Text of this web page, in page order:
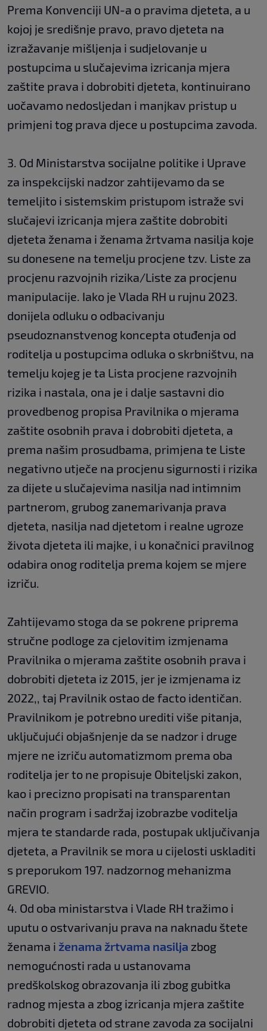
Prema Konvenciji UN-a o pravima djeteta, a u
kojoj je središnje pravo, pravo djeteta na
izražavanje mišljenja i sudjelovanje u
postupcima u slučajevima izricanja mjera
zaštite prava i dobrobiti djeteta, kontinuirano
uočavamo nedosljedan i manjkav pristup u
primjeni tog prava djece u postupcima zavoda.
3. Od Ministarstva socijalne politike i Uprave
za inspekcijski nadzor zahtijevamo da se
temeljito i sistemskim pristupom istraže svi
slučajevi izricanja mjera zaštite dobrobiti
djeteta ženama i ženama žrtvama nasilja koje
su donesene na temelju procjene tzv. Liste za
procjenu razvojnih rizika/Liste za procjenu
manipulacije. Iako je Vlada RH u rujnu 2023.
donijela odluku o odbacivanju
pseudoznanstvenog koncepta otuđenja od
roditelja u postupcima odluka o skrbništvu, na
temelju kojeg je ta Lista procjene razvojnih
rizika i nastala, ona je i dalje sastavni dio
provedbenog propisa Pravilnika o mjerama
zaštite osobnih prava i dobrobiti djeteta, a
prema našim prosudbama, primjena te Liste
negativno utječe na procjenu sigurnosti i rizika
za dijete u slučajevima nasilja nad intimnim
partnerom, grubog zanemarivanja prava
djeteta, nasilja nad djetetom i realne ugroze
života djeteta ili majke, i u konačnici pravilnog
odabira onog roditelja prema kojem se mjere
izriču.
Zahtijevamo stoga da se pokrene priprema
stručne podloge za cjelovitim izmjenama
Pravilnika o mjerama zaštite osobnih prava i
dobrobiti djeteta iz 2015, jer je izmjenama iz
2022,, taj Pravilnik ostao de facto identičan.
Pravilnikom je potrebno urediti više pitanja,
uključujući objašnjenje da se nadzor i druge
mjere ne izriču automatizmom prema oba
roditelja jer to ne propisuje Obiteljski zakon,
kao i precizno propisati na transparentan
način program i sadržaj izobrazbe voditelja
mjera te standarde rada, postupak uključivanja
djeteta, a Pravilnik se mora u cijelosti uskladiti
s preporukom 197. nadzornog mehanizma
GREVIO.
4. Od oba ministarstva i Vlade RH tražimo i
uputu o ostvarivanju prava na naknadu štete
ženama i ženama žrtvama nasilja zbog
nemogućnosti rada u ustanovama
predškolskog obrazovanja ili zbog gubitka
radnog mjesta a zbog izricanja mjera zaštite
dobrobiti djeteta od strane zavoda za socijalni